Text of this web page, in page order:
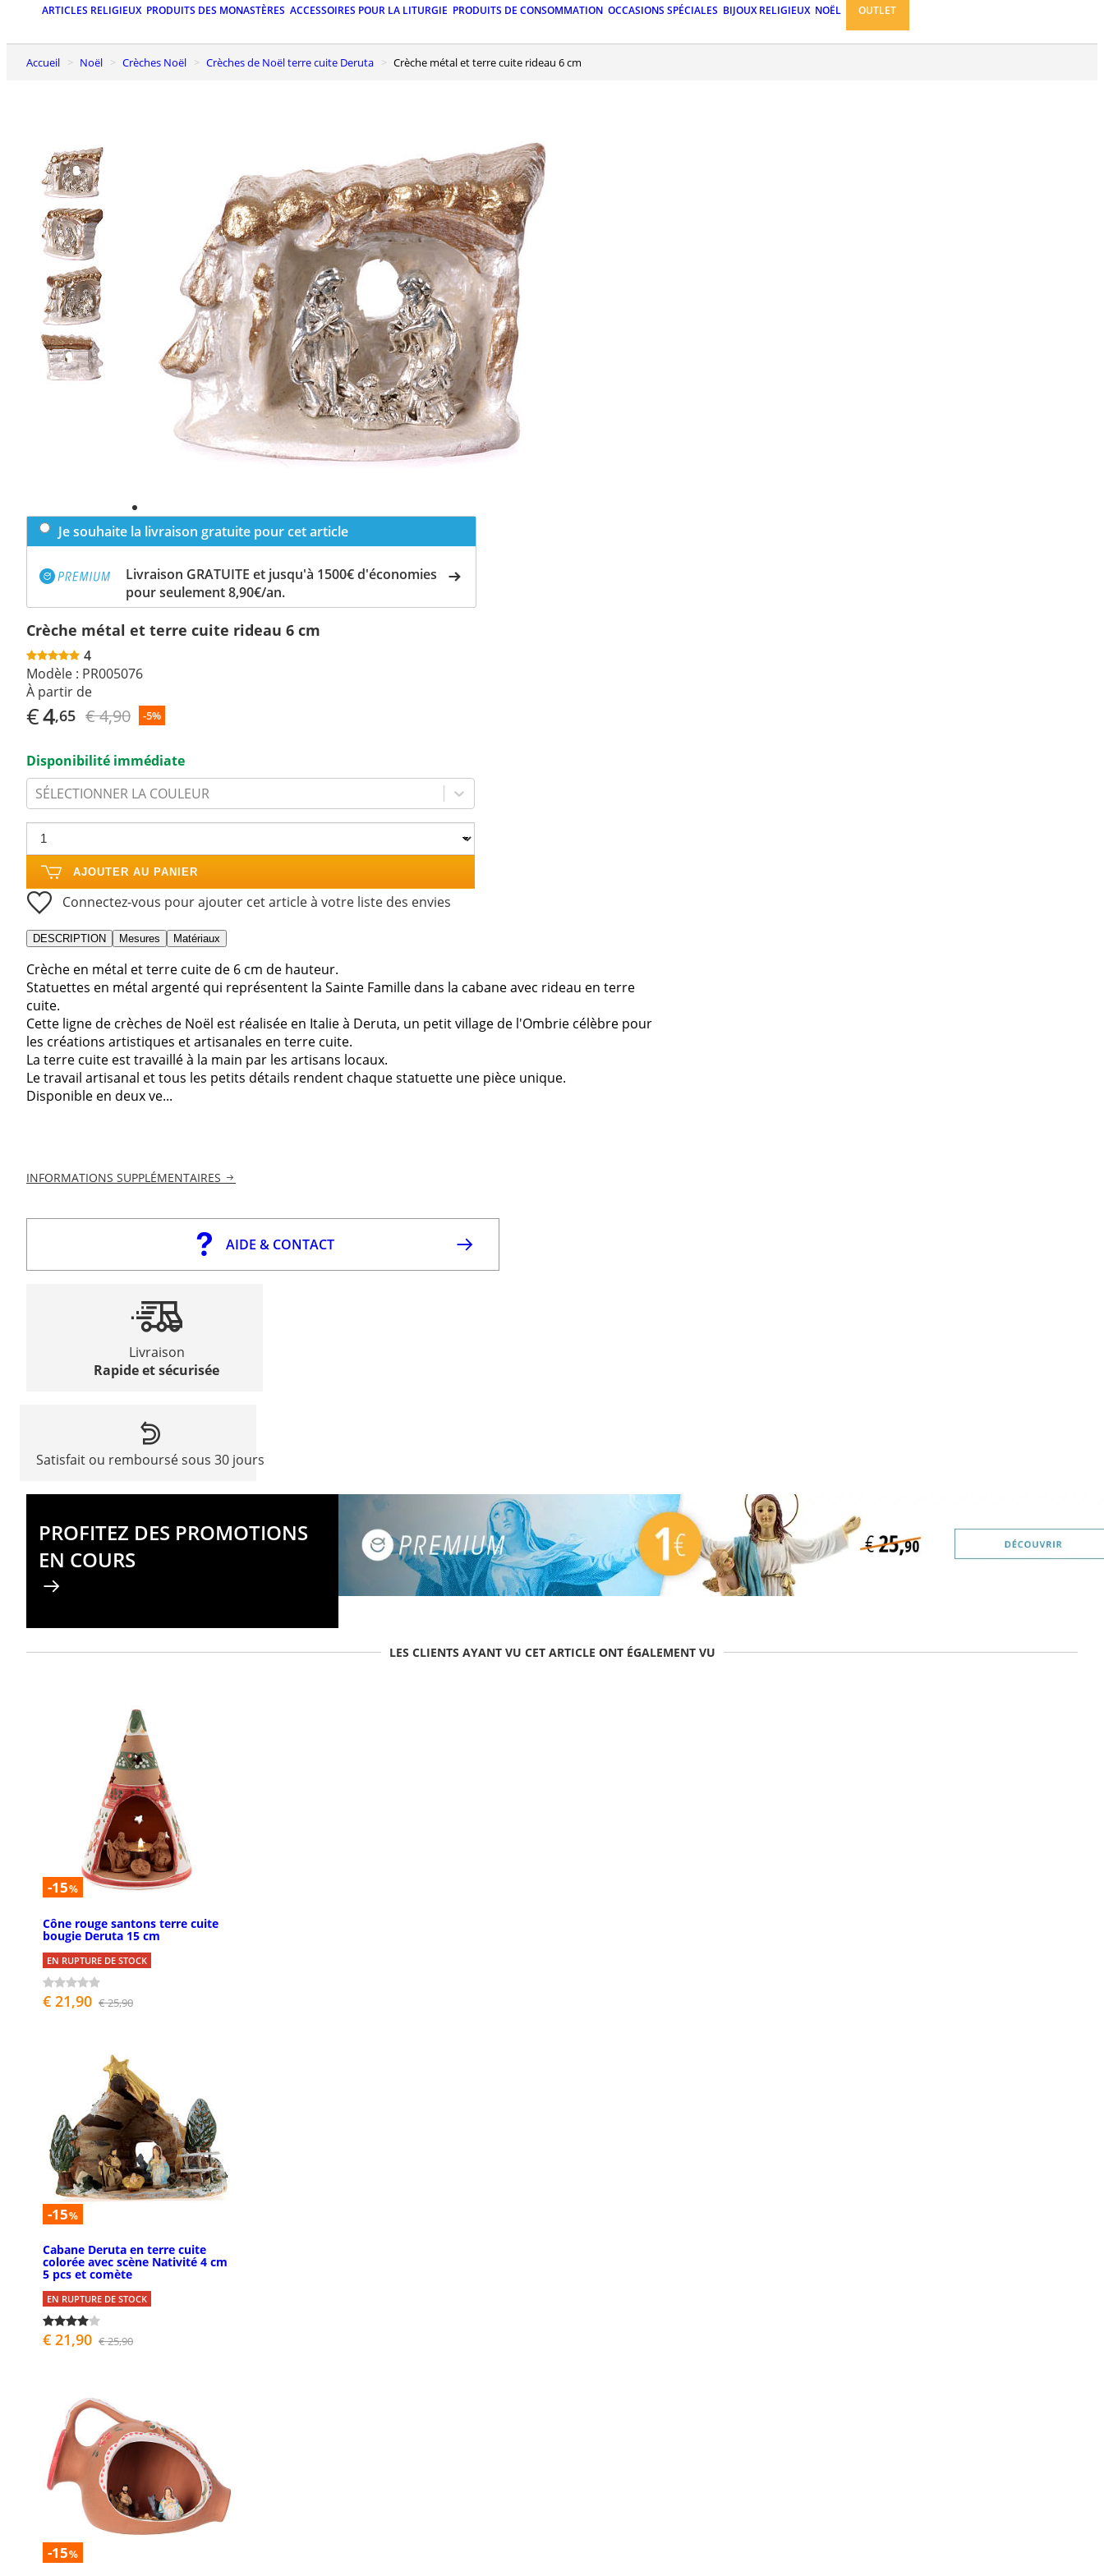
ARTICLES RELIGIEUX PRODUITS DES MONASTÈRES ACCESSOIRES POUR LA LITURGIE PRODUITS DE CONSOMMATION OCCASIONS SPÉCIALES BIJOUX RELIGIEUX NOËL OUTLET
Accueil Noël Crèches Noël Crèches de Noël terre cuite Deruta Crèche métal et terre cuite rideau 6 cm
Je souhaite la livraison gratuite pour cet article
Livraison GRATUITE et jusqu'à 1500€ d'économies
pour seulement 8,90€/an.
Crèche métal et terre cuite rideau 6 cm
4
Modèle : PR005076
À partir de
€4,65 € 4,90 -5%
Disponibilité immédiate
SÉLECTIONNER LA COULEUR
AJOUTER AU PANIER
Connectez-vous pour ajouter cet article à votre liste des envies
DESCRIPTION Mesures Matériaux
Crèche en métal et terre cuite de 6 cm de hauteur.
Statuettes en métal argenté qui représentent la Sainte Famille dans la cabane avec rideau en terre
cuite.
Cette ligne de crèches de Noël est réalisée en Italie à Deruta, un petit village de l'Ombrie célèbre pour
les créations artistiques et artisanales en terre cuite.
La terre cuite est travaillé à la main par les artisans locaux.
Le travail artisanal et tous les petits détails rendent chaque statuette une pièce unique.
Disponible en deux ve...
INFORMATIONS SUPPLÉMENTAIRES
AIDE & CONTACT
Livraison
Rapide et sécurisée
Satisfait ou remboursé sous 30 jours
PROFITEZ DES PROMOTIONS
EN COURS
LES CLIENTS AYANT VU CET ARTICLE ONT ÉGALEMENT VU
-15%
Cône rouge santons terre cuite
bougie Deruta 15 cm
EN RUPTURE DE STOCK
€ 21,90 € 25,90
-15%
Cabane Deruta en terre cuite
colorée avec scène Nativité 4 cm
5 pcs et comète
EN RUPTURE DE STOCK
€ 21,90 € 25,90
-15%